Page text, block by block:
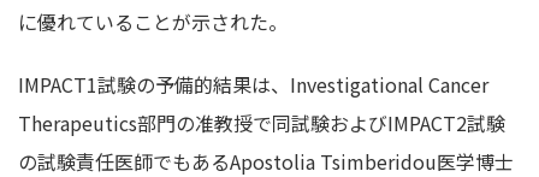
に優れていることが示された。
IMPACT1試験の予備的結果は、Investigational Cancer
Therapeutics部門の准教授で同試験およびIMPACT2試験
の試験責任医師でもあるApostolia Tsimberidou医学博士